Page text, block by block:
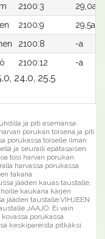
2100:3
29,0a
2100:9
29,5ax
2100:8
-a
2100:12 -a
24.0, 25.5
ja piti asemansa
porukan toisena ja piti
porukassa toiselle ilman
ja seuraili epätasaisen
tosi harvan porukan
harvassa porukassa
takana
jääden kauas taustalle,
kaukana kärjen
jääden taustalle.VIHJEEN
Ei vain
porukassa
keskipareista pitkäksi